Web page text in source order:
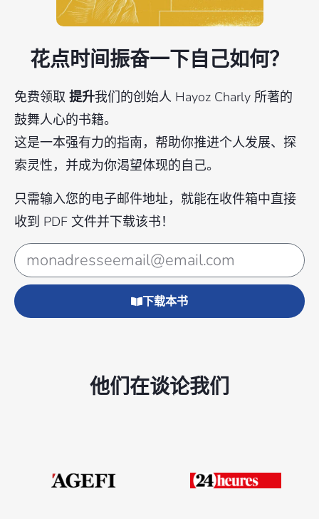
花点时间振奋一下自己如何？
免费领取 提升我们的创始人 Hayoz Charly 所著的
鼓舞人心的书籍。
这是一本强有力的指南，帮助你推进个人发展、探
索灵性，并成为你渴望体现的自己。
只需输入您的电子邮件地址，就能在收件箱中直接
收到 PDF 文件并下载该书！
下载本书
他们在谈论我们